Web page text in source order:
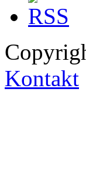
Kontakt